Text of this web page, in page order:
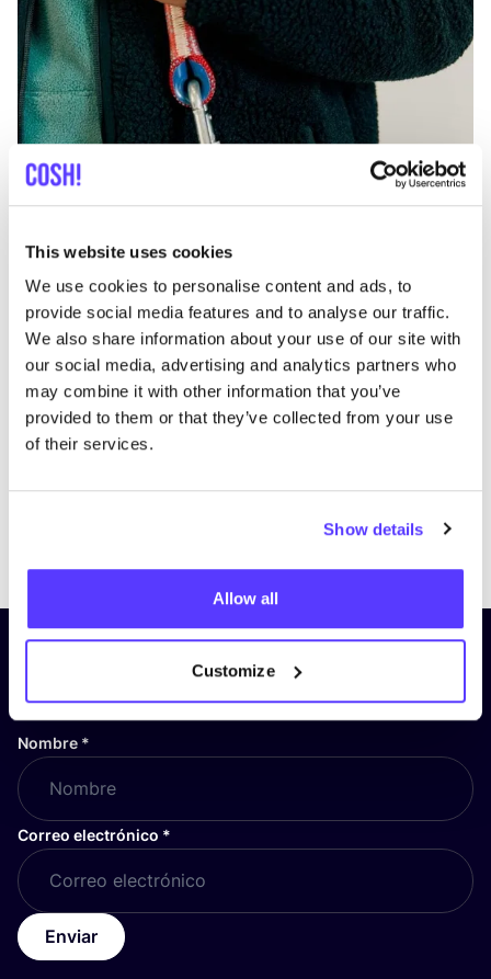
This website uses cookies
We use cookies to personalise content and ads, to
provide social media features and to analyse our traffic.
We also share information about your use of our site with
our social media, advertising and analytics partners who
may combine it with other information that you’ve
provided to them or that they’ve collected from your use
of their services.
Show details
Allow all
Customize
PreviousNext
¡Suscríbete a nuestro boletín
y mantente informado!
Nombre *
Correo electrónico *
Enviar